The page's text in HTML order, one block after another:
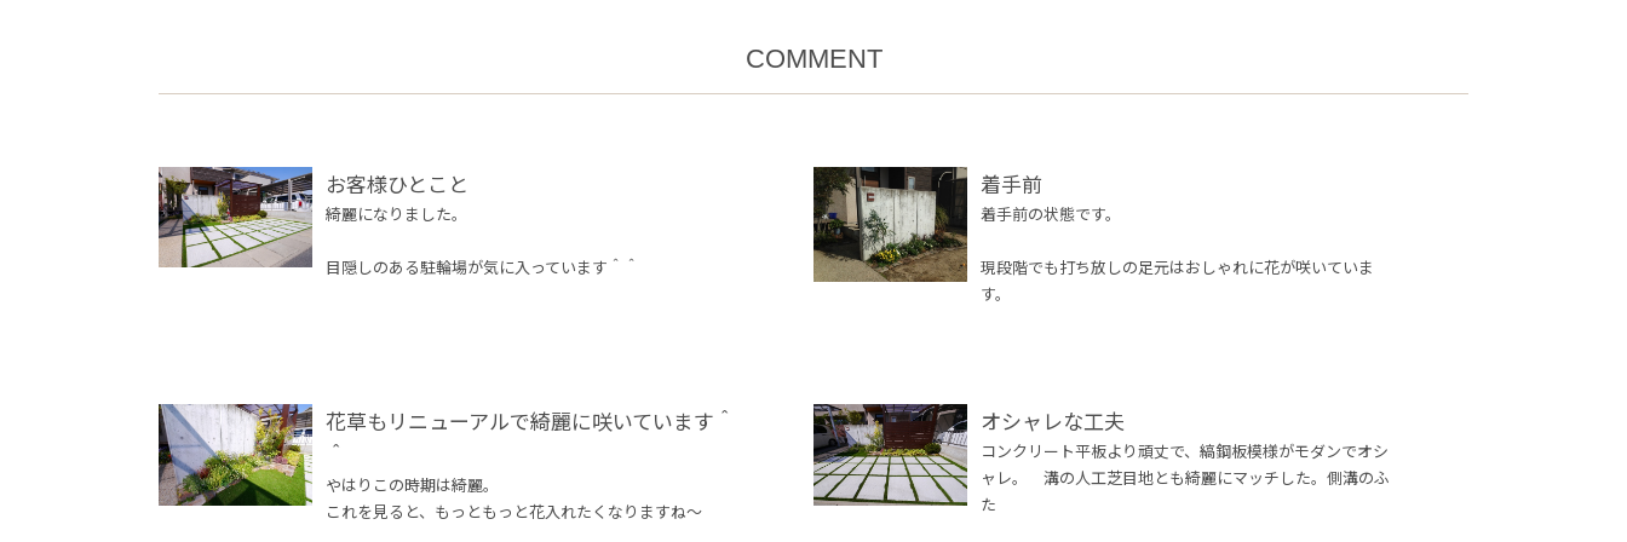
COMMENT
お客様ひとこと
綺麗になりました。
目隠しのある駐輪場が気に入っています＾＾
着手前
着手前の状態です。
現段階でも打ち放しの足元はおしゃれに花が咲いていま
す。
花草もリニューアルで綺麗に咲いています＾
＾
やはりこの時期は綺麗。
これを見ると、もっともっと花入れたくなりますね～
オシャレな工夫
コンクリート平板より頑丈で、縞鋼板模様がモダンでオシ
ャレ。 溝の人工芝目地とも綺麗にマッチした。側溝のふ
た